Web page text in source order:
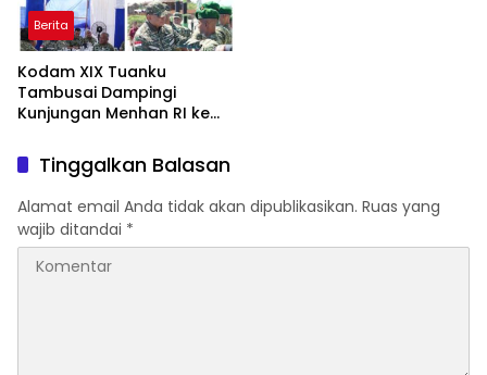
Berita
Kodam XIX Tuanku
Tambusai Dampingi
Kunjungan Menhan RI ke
Perkuat Pembangunan
Satuan
Tinggalkan Balasan
Alamat email Anda tidak akan dipublikasikan. Ruas yang
wajib ditandai *